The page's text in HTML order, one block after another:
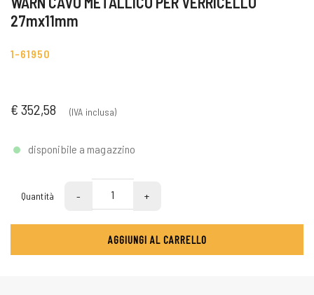
27mx11mm
1-61950
€ 352,58 (IVA inclusa)
disponibile a magazzino
Quantità - +
AGGIUNGI AL CARRELLO